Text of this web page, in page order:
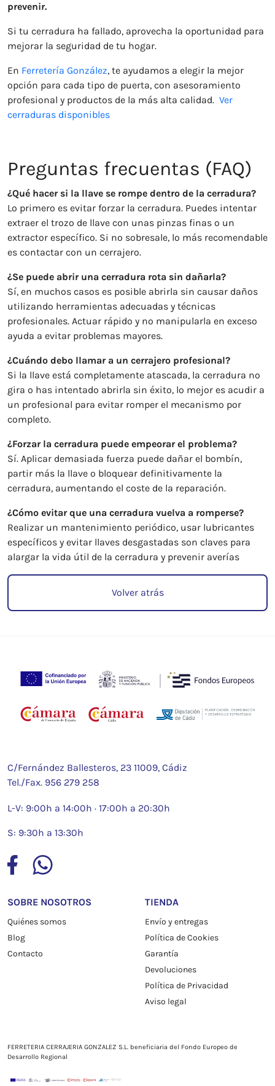
prevenir.
Si tu cerradura ha fallado, aprovecha la oportunidad para
mejorar la seguridad de tu hogar.
En Ferretería González, te ayudamos a elegir la mejor
opción para cada tipo de puerta, con asesoramiento
profesional y productos de la más alta calidad. Ver
cerraduras disponibles
Preguntas frecuentas (FAQ)
¿Qué hacer si la llave se rompe dentro de la cerradura?
Lo primero es evitar forzar la cerradura. Puedes intentar
extraer el trozo de llave con unas pinzas finas o un
extractor específico. Si no sobresale, lo más recomendable
es contactar con un cerrajero.
¿Se puede abrir una cerradura rota sin dañarla?
Sí, en muchos casos es posible abrirla sin causar daños
utilizando herramientas adecuadas y técnicas
profesionales. Actuar rápido y no manipularla en exceso
ayuda a evitar problemas mayores.
¿Cuándo debo llamar a un cerrajero profesional?
Si la llave está completamente atascada, la cerradura no
gira o has intentado abrirla sin éxito, lo mejor es acudir a
un profesional para evitar romper el mecanismo por
completo.
¿Forzar la cerradura puede empeorar el problema?
Sí. Aplicar demasiada fuerza puede dañar el bombín,
partir más la llave o bloquear definitivamente la
cerradura, aumentando el coste de la reparación.
¿Cómo evitar que una cerradura vuelva a romperse?
Realizar un mantenimiento periódico, usar lubricantes
específicos y evitar llaves desgastadas son claves para
alargar la vida útil de la cerradura y prevenir averías
Volver atrás
C/Fernández Ballesteros, 23 11009, Cádiz
Tel./Fax. 956 279 258
L-V: 9:00h a 14:00h · 17:00h a 20:30h
S: 9:30h a 13:30h
SOBRE NOSOTROS
Quiénes somos
Blog
Contacto
TIENDA
Envío y entregas
Política de Cookies
Garantía
Devoluciones
Política de Privacidad
Aviso legal
FERRETERIA CERRAJERIA GONZALEZ S.L. beneficiaria del Fondo Europeo de
Desarrollo Regional